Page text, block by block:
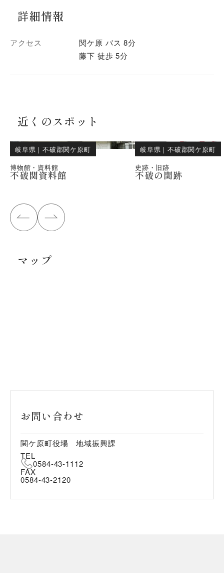
詳細情報
アクセス
関ケ原 バス 8分
藤下 徒歩 5分
近くのスポット
岐阜県 ｜不破郡関ケ原町
博物館・資料館
不破関資料館
岐阜県 ｜不破郡関ケ原町
史跡・旧跡
不破の関跡
マップ
お問い合わせ
関ケ原町役場 地域振興課
TEL
0584-43-1112
FAX
0584-43-2120